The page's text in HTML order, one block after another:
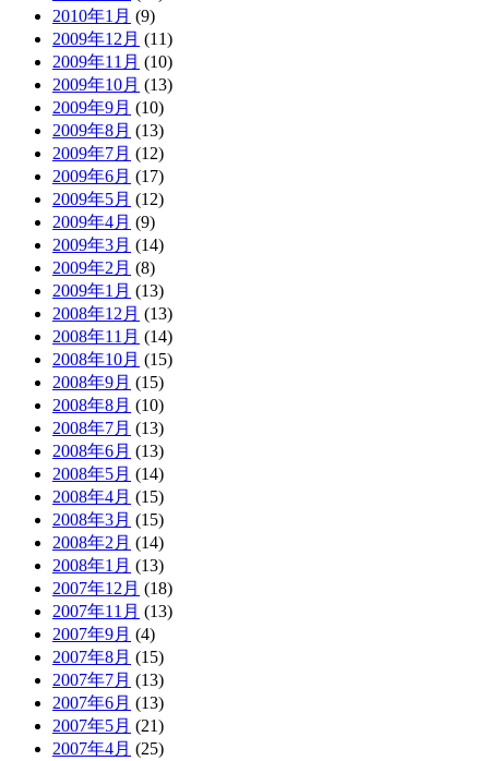
2010年1月 (9)
2009年12月 (11)
2009年11月 (10)
2009年10月 (13)
2009年9月 (10)
2009年8月 (13)
2009年7月 (12)
2009年6月 (17)
2009年5月 (12)
2009年4月 (9)
2009年3月 (14)
2009年2月 (8)
2009年1月 (13)
2008年12月 (13)
2008年11月 (14)
2008年10月 (15)
2008年9月 (15)
2008年8月 (10)
2008年7月 (13)
2008年6月 (13)
2008年5月 (14)
2008年4月 (15)
2008年3月 (15)
2008年2月 (14)
2008年1月 (13)
2007年12月 (18)
2007年11月 (13)
2007年9月 (4)
2007年8月 (15)
2007年7月 (13)
2007年6月 (13)
2007年5月 (21)
2007年4月 (25)